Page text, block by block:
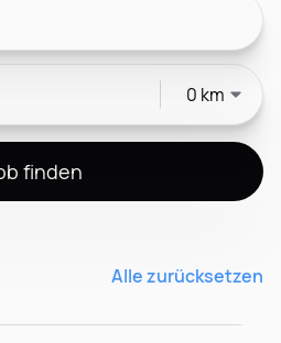
CH
0 km
finden
Alle zurücksetzen